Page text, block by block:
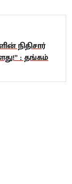
நிதிசார்
: தங்கம்